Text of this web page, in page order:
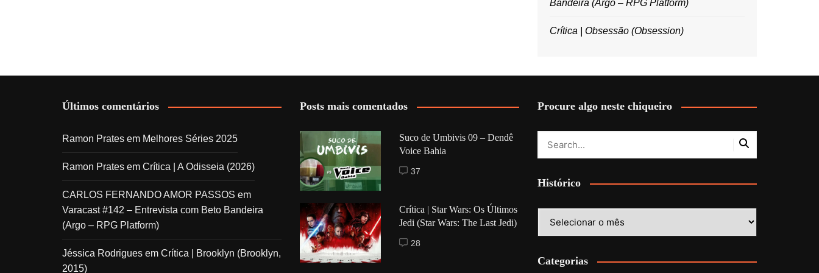
Bandeira (Argo – RPG Platform)
Crítica | Obsessão (Obsession)
Últimos comentários
Ramon Prates em Melhores Séries 2025
Ramon Prates em Crítica | A Odisseia (2026)
CARLOS FERNANDO AMOR PASSOS em
Varacast #142 – Entrevista com Beto Bandeira
(Argo – RPG Platform)
Jéssica Rodrigues em Crítica | Brooklyn (Brooklyn,
2015)
Posts mais comentados
Suco de Umbivis 09 – Dendê
Voice Bahia
37
Crítica | Star Wars: Os Últimos
Jedi (Star Wars: The Last Jedi)
28
Procure algo neste chiqueiro
Histórico
Categorias